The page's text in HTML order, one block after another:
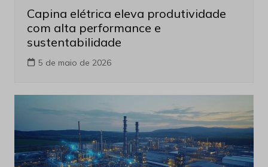
Capina elétrica eleva produtividade
com alta performance e
sustentabilidade
5 de maio de 2026